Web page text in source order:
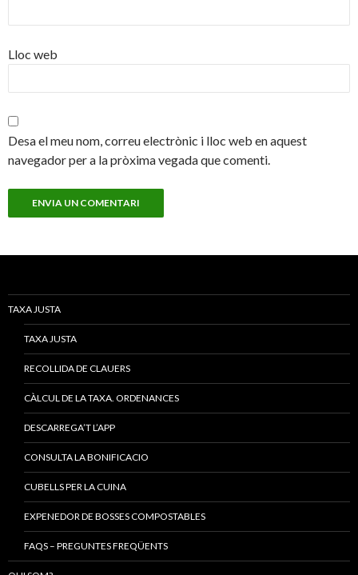
Lloc web
Desa el meu nom, correu electrònic i lloc web en aquest
navegador per a la pròxima vegada que comenti.
TAXA JUSTA
TAXA JUSTA
RECOLLIDA DE CLAUERS
CÀLCUL DE LA TAXA. ORDENANCES
DESCARREGA’T L’APP
CONSULTA LA BONIFICACIO
CUBELLS PER LA CUINA
EXPENEDOR DE BOSSES COMPOSTABLES
FAQS – PREGUNTES FREQÜENTS